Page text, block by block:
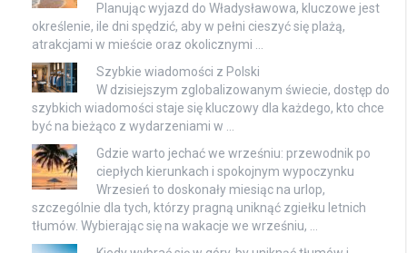
Planując wyjazd do Władysławowa, kluczowe jest
określenie, ile dni spędzić, aby w pełni cieszyć się plażą,
atrakcjami w mieście oraz okolicznymi …
Szybkie wiadomości z Polski
W dzisiejszym zglobalizowanym świecie, dostęp do
szybkich wiadomości staje się kluczowy dla każdego, kto chce
być na bieżąco z wydarzeniami w …
Gdzie warto jechać we wrześniu: przewodnik po
ciepłych kierunkach i spokojnym wypoczynku
Wrzesień to doskonały miesiąc na urlop,
szczególnie dla tych, którzy pragną uniknąć zgiełku letnich
tłumów. Wybierając się na wakacje we wrześniu, …